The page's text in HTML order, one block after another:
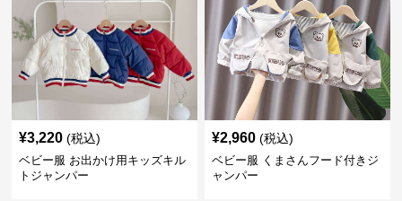
¥3,220 (税込)
ベビー服 お出かけ用キッズキル
トジャンパー
¥2,960 (税込)
ベビー服 くまさんフード付きジ
ャンパー